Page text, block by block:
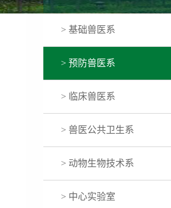
> 基础兽医系
> 预防兽医系
> 临床兽医系
> 兽医公共卫生系
> 动物生物技术系
> 中心实验室